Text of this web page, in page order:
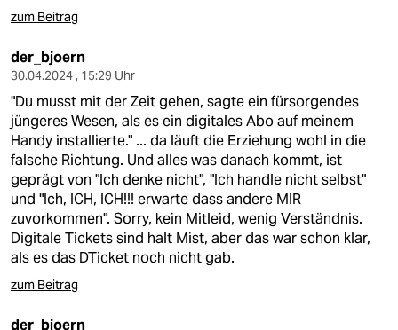
zum Beitrag
der_bjoern
30.04.2024 , 15:29 Uhr
"Du musst mit der Zeit gehen, sagte ein fürsorgendes
jüngeres Wesen, als es ein digitales Abo auf meinem
Handy installierte." ... da läuft die Erziehung wohl in die
falsche Richtung. Und alles was danach kommt, ist
geprägt von "Ich denke nicht", "Ich handle nicht selbst"
und "Ich, ICH, ICH!!! erwarte dass andere MIR
zuvorkommen". Sorry, kein Mitleid, wenig Verständnis.
Digitale Tickets sind halt Mist, aber das war schon klar,
als es das DTicket noch nicht gab.
zum Beitrag
der_bjoern